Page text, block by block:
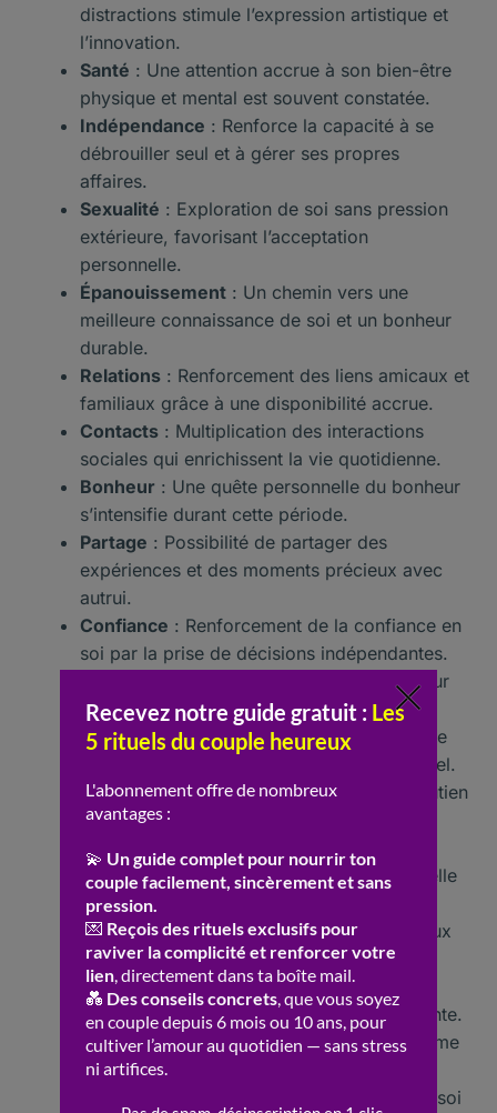
distractions stimule l’expression artistique et
l’innovation.
Santé : Une attention accrue à son bien-être
physique et mental est souvent constatée.
Indépendance : Renforce la capacité à se
débrouiller seul et à gérer ses propres
affaires.
Sexualité : Exploration de soi sans pression
extérieure, favorisant l’acceptation
personnelle.
Épanouissement : Un chemin vers une
meilleure connaissance de soi et un bonheur
durable.
Relations : Renforcement des liens amicaux et
familiaux grâce à une disponibilité accrue.
Contacts : Multiplication des interactions
sociales qui enrichissent la vie quotidienne.
Bonheur : Une quête personnelle du bonheur
s’intensifie durant cette période.
Partage : Possibilité de partager des
expériences et des moments précieux avec
autrui.
Confiance : Renforcement de la confiance en
soi par la prise de décisions indépendantes.
: Développement du courage pour
affronter de nouveaux défis et choix.
Solitude: Une solitude choisie qui peut être
bénéfique pour le développement personnel.
Soutien: Établissement de réseaux de soutien
entre amis et proches.
Développement
: Opportunités
d’apprentissage et de croissance personnelle
accrues.
Choix: Liberté de faire des choix audacieux
qui correspondent à ses aspirations.
Exploration: Possibilité d’explorer de
nouvelles passions et intérêts sans contrainte.
Connaissance : Apprentissage sur soi-même
et sur ses véritables désirs.
: Processus d’acceptation de soi